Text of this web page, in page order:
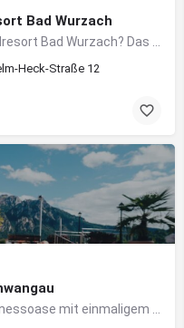
Bad Wurzach
Heck-Straße 12